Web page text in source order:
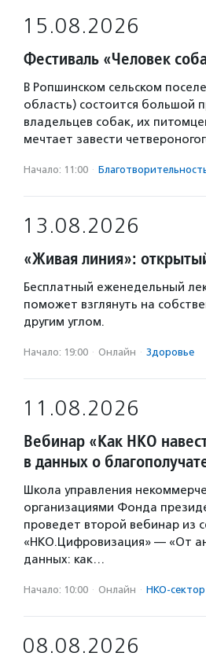
15.08.2026
Фестиваль «Человек
В Ропшинском сельском
область) состоится большой
владельцев собак, их
мечтает завести
Начало: 11:00 ·
13.08.2026
«Живая линия»:
Бесплатный еженедельный
поможет взглянуть на
другим углом.
Начало: 19:00 · Онлайн · Здоровье
11.08.2026
Вебинар «Как НКО
в данных о
Школа управления
организациями Фонда
проведет второй вебинар из
«НКО.Цифровизация» — «От
данных: как…
Начало: 10:00 · Онлайн · НКО-сектор
08.08.2026